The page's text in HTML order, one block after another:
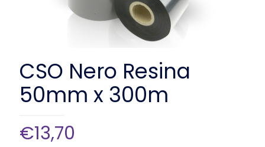
CSO Nero Resina
50mm x 300m
€13,70